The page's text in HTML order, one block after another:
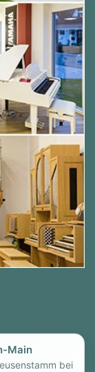
Main
bei